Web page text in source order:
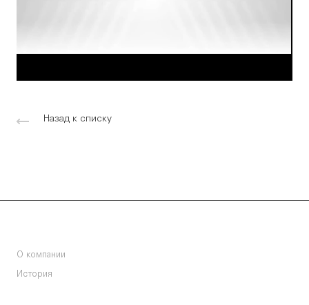
Назад к списку
О компании
История